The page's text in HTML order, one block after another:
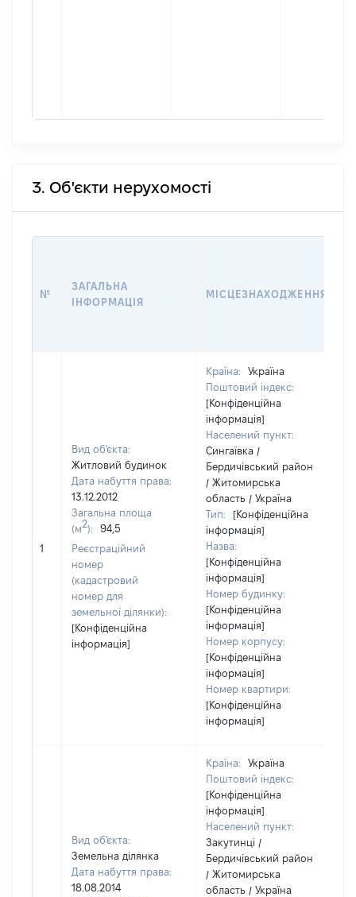
3. Об'єкти нерухомості
№
ЗАГАЛЬНА
ІНФОРМАЦІЯ
МІСЦЕЗНАХОДЖЕННЯ
1
Вид об'єкта:
Житловий будинок
Дата набуття права:
13.12.2012
Загальна площа
(м2):
94,5
Реєстраційний
номер
(кадастровий
номер для
земельної ділянки):
[Конфіденційна
інформація]
Країна:
Україна
Поштовий індекс:
[Конфіденційна
інформація]
Населений пункт:
Сингаївка /
Бердичівський район
/ Житомирська
область / Україна
Тип:
[Конфіденційна
інформація]
Назва:
[Конфіденційна
інформація]
Номер будинку:
[Конфіденційна
інформація]
Номер корпусу:
[Конфіденційна
інформація]
Номер квартири:
[Конфіденційна
інформація]
Вид об'єкта:
Земельна ділянка
Дата набуття права:
18.08.2014
Країна:
Україна
Поштовий індекс:
[Конфіденційна
інформація]
Населений пункт:
Закутинці /
Бердичівський район
/ Житомирська
область / Україна